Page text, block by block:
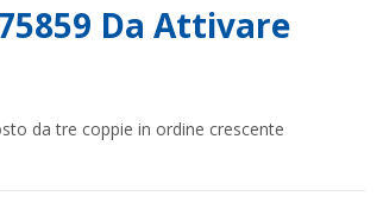
Da Attivare
da tre coppie in ordine crescente